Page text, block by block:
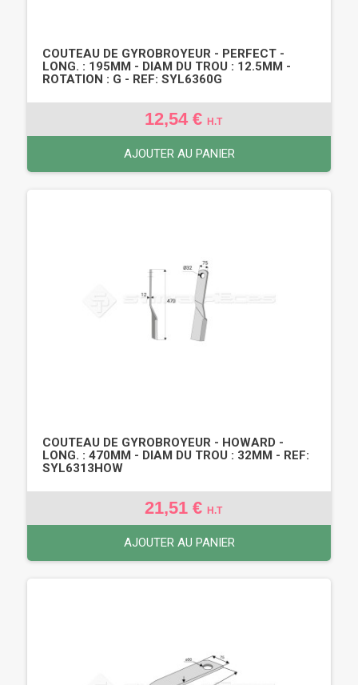
COUTEAU DE GYROBROYEUR - PERFECT -
LONG. : 195MM - DIAM DU TROU : 12.5MM -
ROTATION : G - REF: SYL6360G
12,54 € H.T
AJOUTER AU PANIER
COUTEAU DE GYROBROYEUR - HOWARD -
LONG. : 470MM - DIAM DU TROU : 32MM - REF:
SYL6313HOW
21,51 € H.T
AJOUTER AU PANIER